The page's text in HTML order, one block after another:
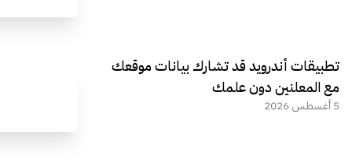
تطبيقات أندرويد قد تشارك بيانات موقعك
مع المعلنين دون علمك
5 أغسطس 2026